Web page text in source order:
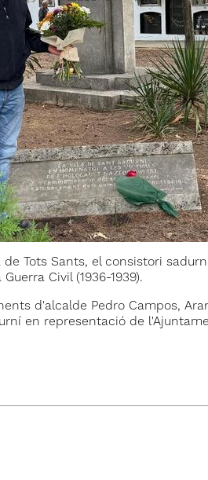
Tots Sants, el consistori
Civil (1936-1939).
d'alcalde Pedro Campos,
en representació de